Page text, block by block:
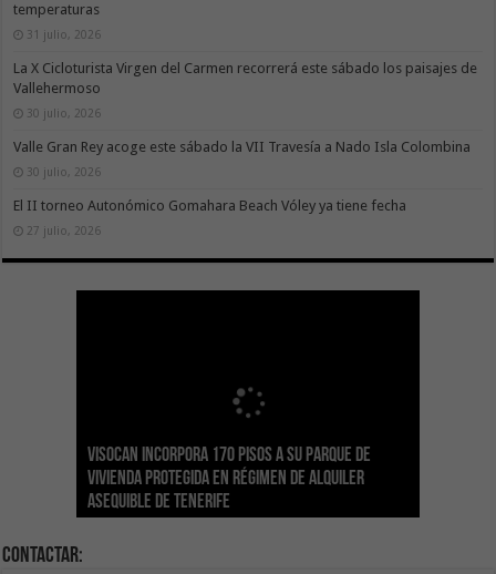
temperaturas
31 julio, 2026
La X Cicloturista Virgen del Carmen recorrerá este sábado los paisajes de
Vallehermoso
30 julio, 2026
Valle Gran Rey acoge este sábado la VII Travesía a Nado Isla Colombina
30 julio, 2026
El II torneo Autonómico Gomahara Beach Vóley ya tiene fecha
27 julio, 2026
Visocan incorpora 170 pisos a su parque de
vivienda protegida en régimen de alquiler
asequible de Tenerife
Sanidad refuerza la capacidad diagnóstica de
los centros de salud con el impulso de la
ecografía clínica
El Gobierno de Canarias convoca el Concurso de
Sal Marina Agrocanarias 2026
Transición despliega un sistema fotovoltaico
autónomo en los edificios del Parque Nacional
del Teide
La ESSSCAN inicia la formación en primeros
auxilios para árbitros deportivos dentro del
Proyecto Ganar
El Gobierno de Canarias concede ayudas por
valor de 1,19M€ a las Cofradías de Pescadores
para sufragar sus gastos corrientes
Contactar: